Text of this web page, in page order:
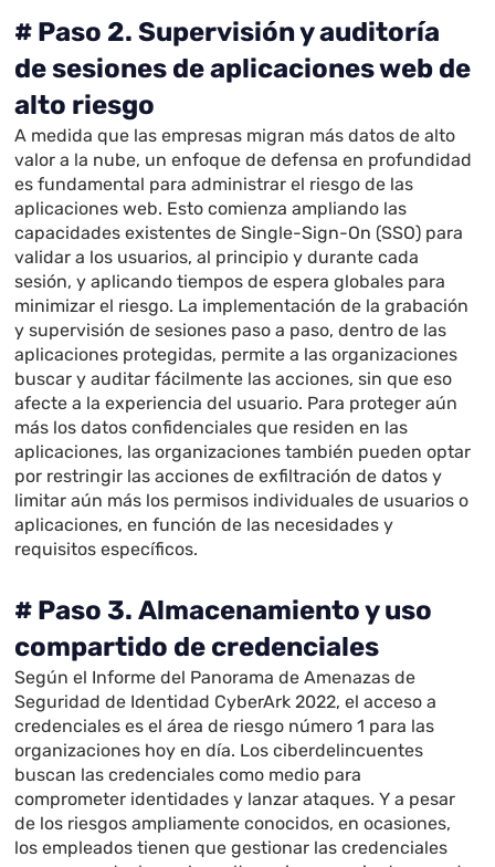
# Paso 2. Supervisión y auditoría
de sesiones de aplicaciones web de
alto riesgo
A medida que las empresas migran más datos de alto
valor a la nube, un enfoque de defensa en profundidad
es fundamental para administrar el riesgo de las
aplicaciones web. Esto comienza ampliando las
capacidades existentes de Single-Sign-On (SSO) para
validar a los usuarios, al principio y durante cada
sesión, y aplicando tiempos de espera globales para
minimizar el riesgo. La implementación de la grabación
y supervisión de sesiones paso a paso, dentro de las
aplicaciones protegidas, permite a las organizaciones
buscar y auditar fácilmente las acciones, sin que eso
afecte a la experiencia del usuario. Para proteger aún
más los datos confidenciales que residen en las
aplicaciones, las organizaciones también pueden optar
por restringir las acciones de exfiltración de datos y
limitar aún más los permisos individuales de usuarios o
aplicaciones, en función de las necesidades y
requisitos específicos.
# Paso 3. Almacenamiento y uso
compartido de credenciales
Según el Informe del Panorama de Amenazas de
Seguridad de Identidad CyberArk 2022, el acceso a
credenciales es el área de riesgo número 1 para las
organizaciones hoy en día. Los ciberdelincuentes
buscan las credenciales como medio para
comprometer identidades y lanzar ataques. Y a pesar
de los riesgos ampliamente conocidos, en ocasiones,
los empleados tienen que gestionar las credenciales